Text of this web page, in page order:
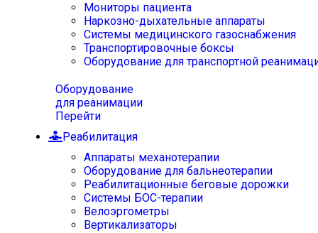
Мониторы пациента
Наркозно-дыхательные аппараты
Системы медицинского газоснабжения
Транспортировочные боксы
Оборудование для транспортной
Оборудование
для реанимации
Перейти
Реабилитация
Аппараты механотерапии
Оборудование для бальнеотерапии
Реабилитационные беговые дорожки
Системы БОС-терапии
Велоэргометры
Вертикализаторы